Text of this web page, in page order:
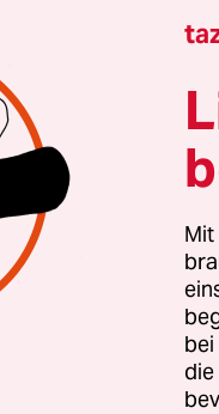
beim
erst jetzt als ein
Männer. Die
von
noch als
Männer aus den
in Streit
machte nun
von denen
dass
bei